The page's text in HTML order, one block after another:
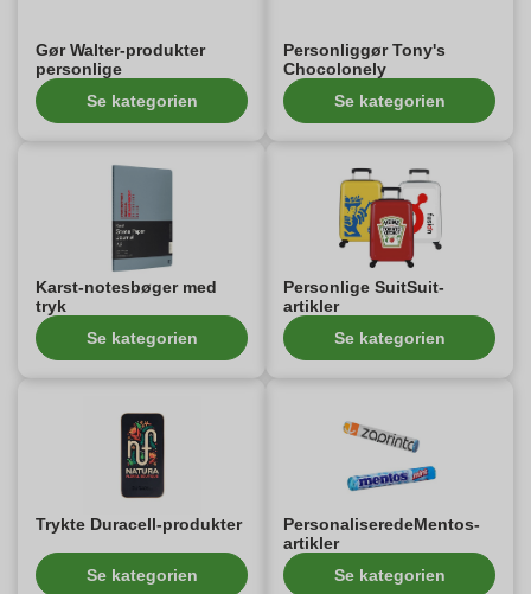
Gør Walter-produkter
personlige
Se kategorien
Personliggør Tony's
Chocolonely
Se kategorien
Karst-notesbøger med
tryk
Se kategorien
Personlige SuitSuit-
artikler
Se kategorien
Trykte Duracell-produkter
Se kategorien
PersonaliseredeMentos-
artikler
Se kategorien